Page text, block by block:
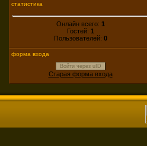
статистика
Онлайн всего: 1
Гостей: 1
Пользователей: 0
форма входа
Войти через uID
Старая форма входа